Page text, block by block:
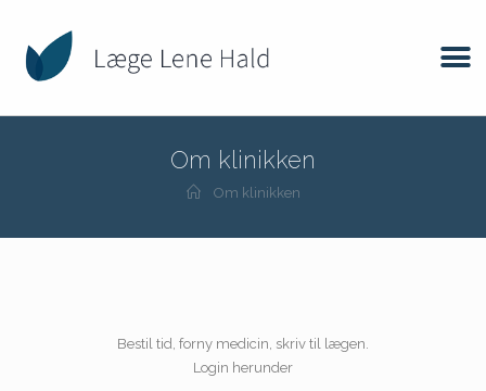
Om klinikken
Om klinikken
Bestil tid, forny medicin, skriv til lægen.
Login herunder